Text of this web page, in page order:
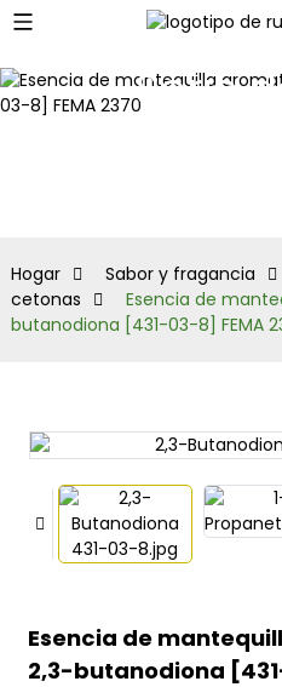
Serie
Hogar Sabor y fragancia
cetonas
Esencia de
butanodiona [431-03-8] FEMA
Esencia de
2,3-butanodiona